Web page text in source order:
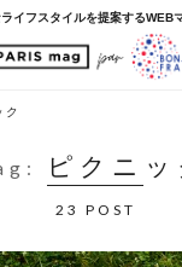
イフスタイルを提案するWEB
ピクニッ
23 POST